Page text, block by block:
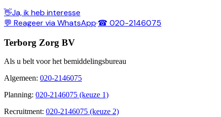
👋Ja, ik heb interesse
💬 Reageer via WhatsApp·☎ 020-2146075
Terborg Zorg BV
Als u belt voor het bemiddelingsbureau
Algemeen: 020-2146075
Planning: 020-2146075 (keuze 1)
Recruitment: 020-2146075 (keuze 2)